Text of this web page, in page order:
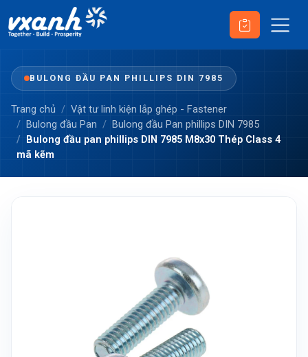
BULONG ĐẦU PAN PHILLIPS DIN 7985
Trang chủ
Vật tư linh kiện lắp ghép - Fastener
Bulong đầu Pan
Bulong đầu Pan phillips DIN 7985
Bulong đầu pan phillips DIN 7985 M8x30 Thép Class 4
mã kẽm